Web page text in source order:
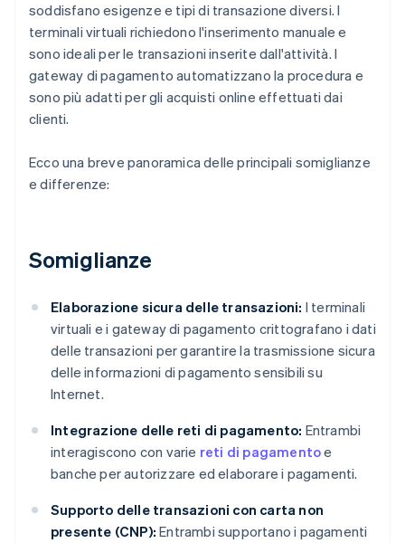
soddisfano esigenze e tipi di transazione diversi. I
terminali virtuali richiedono l'inserimento manuale e
sono ideali per le transazioni inserite dall'attività. I
gateway di pagamento automatizzano la procedura e
sono più adatti per gli acquisti online effettuati dai
clienti.
Ecco una breve panoramica delle principali somiglianze
e differenze:
Somiglianze
Elaborazione sicura delle transazioni: I terminali
virtuali e i gateway di pagamento crittografano i dati
delle transazioni per garantire la trasmissione sicura
delle informazioni di pagamento sensibili su
Internet.
Integrazione delle reti di pagamento: Entrambi
interagiscono con varie reti di pagamentoe
banche per autorizzare ed elaborare i pagamenti.
Supporto delle transazioni con carta non
presente (CNP): Entrambi supportano i pagamenti